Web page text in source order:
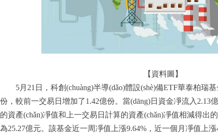
【資料圖】
5月21日，科創(chuàng)半導(dǎo)體設(shè)備ETF華泰柏瑞
份，較前一交易日增加了1.42億份。當(dāng)日資金凈流入
的資產(chǎn)凈值和上一交易日計算的資產(chǎn)凈值相減得出的
為25.27億元。該基金近一周凈值上漲9.64%，近一個月凈值上